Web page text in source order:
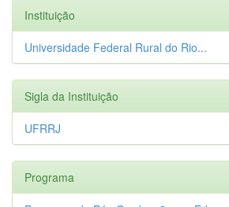
Instituição
Universidade Federal Rural do Rio...
Sigla da Instituição
UFRRJ
Programa